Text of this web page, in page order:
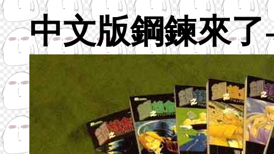
中文版鋼鍊來